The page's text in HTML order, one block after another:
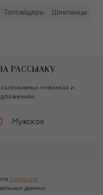
Топсайдеры Шлепанцы
РАССЫЛКУ
новинках и
Мужское
согласие
данных